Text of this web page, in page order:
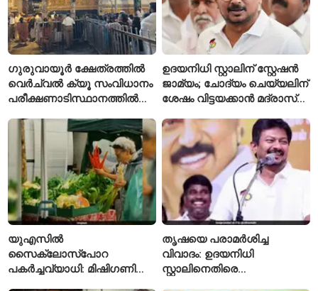
ഗുരുവായൂർ ക്ഷേത്രത്തിൽ
വെർച്വൽ ക്യൂ സംവിധാനം
പരീക്ഷണാടിസ്ഥാനത്തിൽ
ഉദയനിധി സ്റ്റാലിന് സ്റ്റേഷൻ
ജാമ്യം; ചോദ്യം ചെയ്യലിന്
ശേഷം വിട്ടയക്കാൻ മദ്രാസ്
യുഎസിൽ
സൈക്ലോസ്പോറ
പകർച്ചവ്യാധി: മിഷിഗണിൽ
തൃഷയെ പരാമർശിച്ച
വിവാദം: ഉദയനിധി
സ്റ്റാലിനെതിരെ